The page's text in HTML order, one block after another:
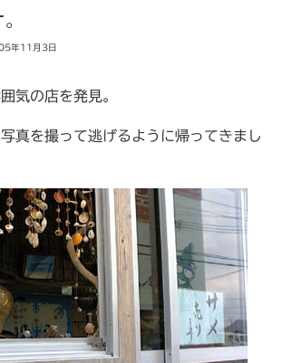
年11月3日
気の店を発見。
真を撮って逃げるように帰ってきまし